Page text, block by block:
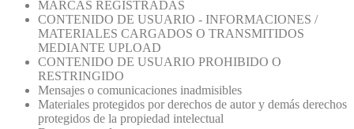
MARCAS REGISTRADAS
CONTENIDO DE USUARIO - INFORMACIONES /
MATERIALES CARGADOS O TRANSMITIDOS
MEDIANTE UPLOAD
CONTENIDO DE USUARIO PROHIBIDO O
RESTRINGIDO
Mensajes o comunicaciones inadmisibles
Materiales protegidos por derechos de autor y demás derechos
protegidos de la propiedad intelectual